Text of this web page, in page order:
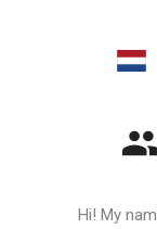
Hi! My